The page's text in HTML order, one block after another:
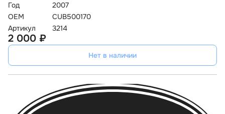
Год
2007
OEM
CUB500170
Артикул
3214
2 000 ₽
Нет в наличии